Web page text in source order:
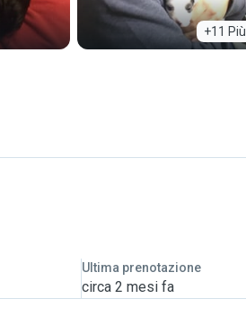
+11 Più
Ultima prenotazione
circa 2 mesi fa